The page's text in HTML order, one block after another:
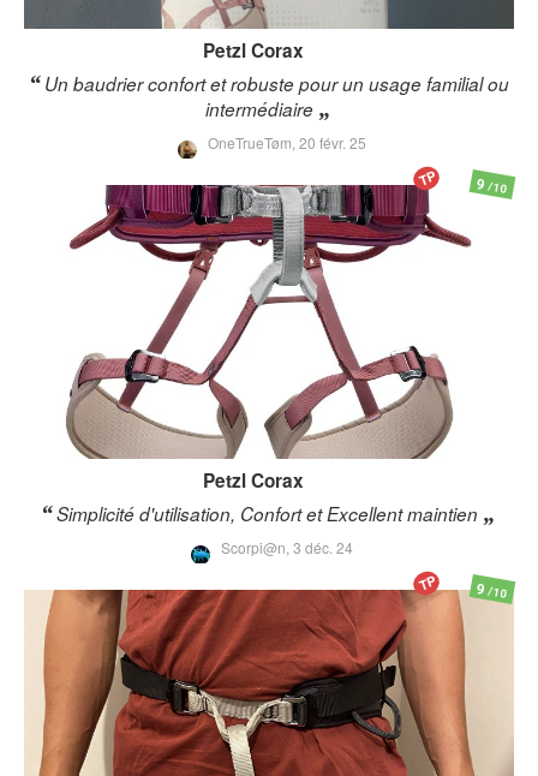
PetzlCorax
Un baudrier confort et robuste pour un usage familial ou
intermédiaire
OneTrueTøm, 20 févr. 25
PetzlCorax
Simplicité d'utilisation, Confort et Excellent maintien
Scorpi@n, 3 déc. 24
9/10
TP
9/10
TP